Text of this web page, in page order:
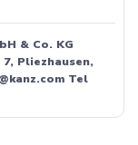
& Co. KG
Pliezhausen,
Tel